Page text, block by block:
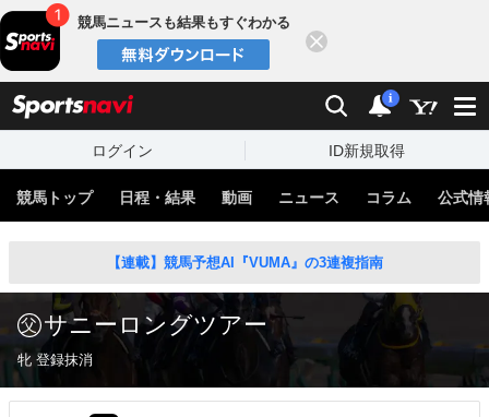
競馬ニュースも結果もすぐわかる
検索 通知
i
ログイン ID新規取得
競馬トップ 日程・結果 動画 ニュース コラム 公式情
【連載】競馬予想AI『VUMA』の3連複指南
サニーロングツアー
牝 登録抹消